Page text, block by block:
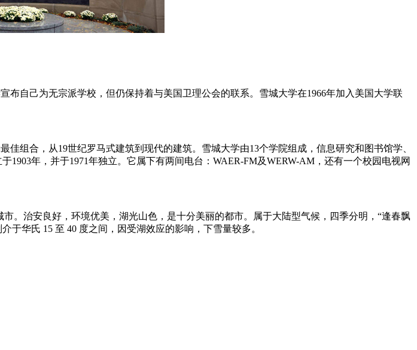
布自己为无宗派学校，但仍保持着与美国卫理公会的联系。雪城大学在1966年加入美国大学联
组合，从19世纪罗马式建筑到现代的建筑。雪城大学由13个学院组成，信息研究和图书馆学、
年，并于1971年独立。它属下有两间电台：WAER-FM及WERW-AM，还有一个校园电视网
。治安良好，环境优美，湖光山色，是十分美丽的都市。属于大陆型气候，四季分明，“逢春飘
于华氏 15 至 40 度之间，因受湖效应的影响，下雪量较多。